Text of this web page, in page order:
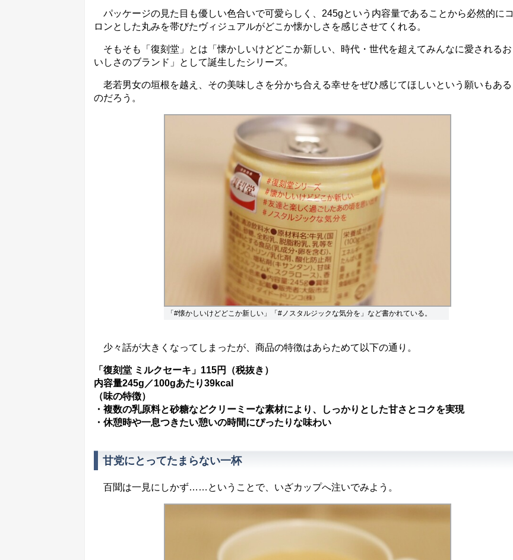
パッケージの見た目も優しい色合いで可愛らしく、245gという内容量であることから必然的にコ
ロンとした丸みを帯びたヴィジュアルがどこか懐かしさを感じさせてくれる。
そもそも「復刻堂」とは「懐かしいけどどこか新しい、時代・世代を超えてみんなに愛されるお
いしさのブランド」として誕生したシリーズ。
老若男女の垣根を越え、その美味しさを分かち合える幸せをぜひ感じてほしいという願いもある
のだろう。
「#懐かしいけどどこか新しい」「#ノスタルジックな気分を」など書かれている。
少々話が大きくなってしまったが、商品の特徴はあらためて以下の通り。
「復刻堂 ミルクセーキ」115円（税抜き）
内容量245g／100gあたり39kcal
（味の特徴）
・複数の乳原料と砂糖などクリーミーな素材により、しっかりとした甘さとコクを実現
・休憩時や一息つきたい憩いの時間にぴったりな味わい
甘党にとってたまらない一杯
百聞は一見にしかず……ということで、いざカップへ注いでみよう。